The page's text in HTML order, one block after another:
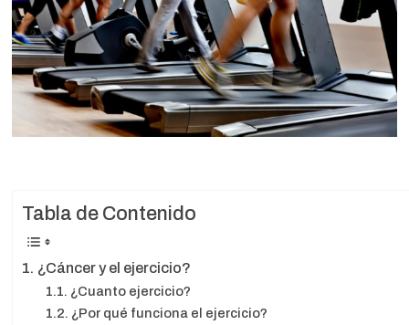
Tabla de Contenido
¿Cáncer y el ejercicio?
¿Cuanto ejercicio?
¿Por qué funciona el ejercicio?